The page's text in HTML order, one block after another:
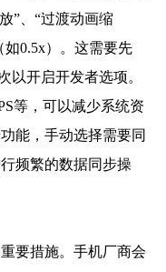
”、“过渡动画缩
如0.5x）。这需要先
以开启开发者选项。
等，可以减少系统资
能，手动选择需要同
频繁的数据同步操
要措施。手机厂商会